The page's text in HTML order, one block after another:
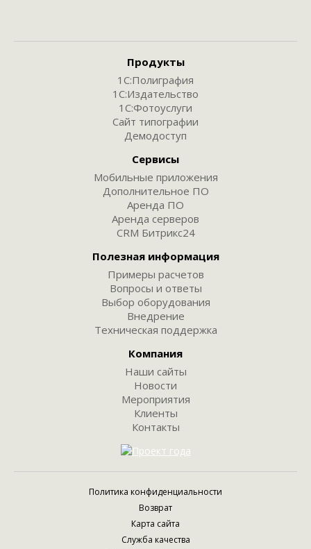
Продукты
1С:Полиграфия
1С:Издательство
1С:Фотоуслуги
Сайт типографии
Демодоступ
Сервисы
Мобильные приложения
Дополнительное ПО
Аренда ПО
Аренда серверов
CRM Битрикс24
Полезная информация
Примеры расчетов
Вопросы и ответы
Выбор оборудования
Внедрение
Техническая поддержка
Компания
Наши сайты
Новости
Мероприятия
Клиенты
Контакты
Политика конфиденциальности
Возврат
Карта сайта
Служба качества